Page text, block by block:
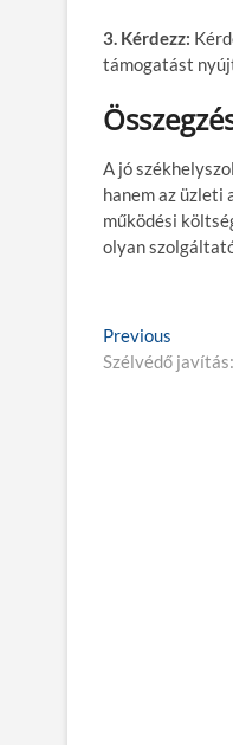
3. Kérdezz:
támogatást
A jó
hanem az üzleti
működési
olyan
B
e
Previous
r
Szélvédő